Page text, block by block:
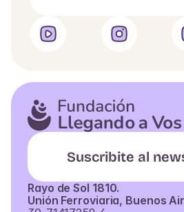
Suscribite al
Rayo de Sol 1810.
Unión Ferroviaria, Buenos